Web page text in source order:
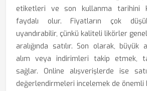
etiketleri ve son kullanma tarihini
faydalı olur. Fiyatların çok
uyandırabilir, çünkü kaliteli likörler
aralığında satılır. Son olarak, büyük
alım veya indirimleri takip etmek,
sağlar. Online alışverişlerde ise
değerlendirmeleri incelemek de önemli